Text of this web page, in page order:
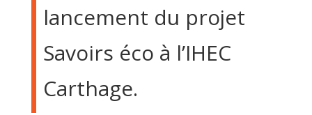
lancement du projet
Savoirs éco à l’IHEC
Carthage.